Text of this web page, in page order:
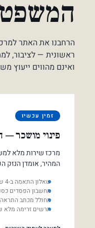
הרחבנו את האתר
ראשונית — לציבור,
ואינם מהווים ייעוץ
זמין עכשיו
פינוי מושכר —
מרכז שירות מלא
המהיר, אומדן הנזק
שאלון התאמה ב-4 שאלות
מחשבון הפסדים
מחולל מכתב התראה
תרשים זרימה מלא